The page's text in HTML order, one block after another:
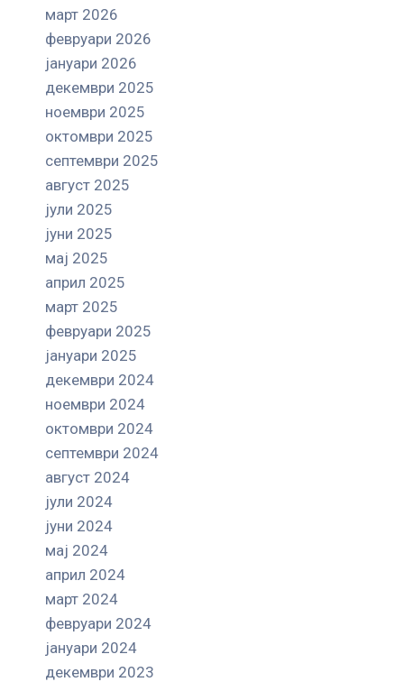
март 2026
февруари 2026
јануари 2026
декември 2025
ноември 2025
октомври 2025
септември 2025
август 2025
јули 2025
јуни 2025
мај 2025
април 2025
март 2025
февруари 2025
јануари 2025
декември 2024
ноември 2024
октомври 2024
септември 2024
август 2024
јули 2024
јуни 2024
мај 2024
април 2024
март 2024
февруари 2024
јануари 2024
декември 2023